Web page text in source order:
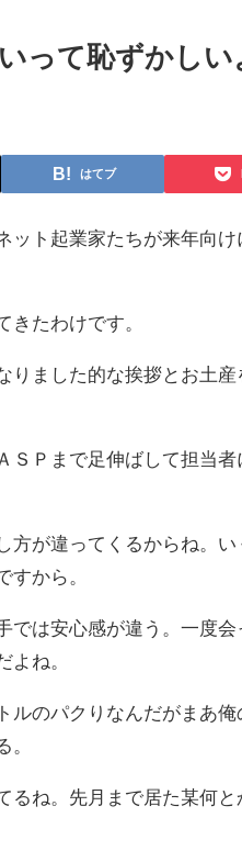
って恥ずかしい
はてブ
ット起業家たちが来年向
きたわけです。
りました的な挨拶とお土
ＳＰまで足伸ばして担当
方が違ってくるからね。
すから。
では安心感が違う。一度
よね。
ルのパクりなんだがまあ
。
るね。先月まで居た某何